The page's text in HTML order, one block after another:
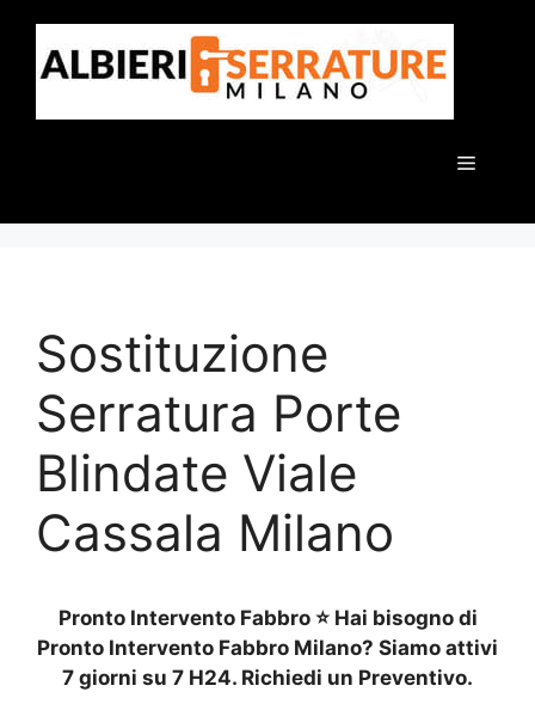
contenuto
Menu
Sostituzione
Serratura Porte
Blindate Viale
Cassala Milano
Pronto Intervento Fabbro ⭐ Hai bisogno di
Pronto Intervento Fabbro Milano? Siamo attivi
7 giorni su 7 H24. Richiedi un Preventivo.